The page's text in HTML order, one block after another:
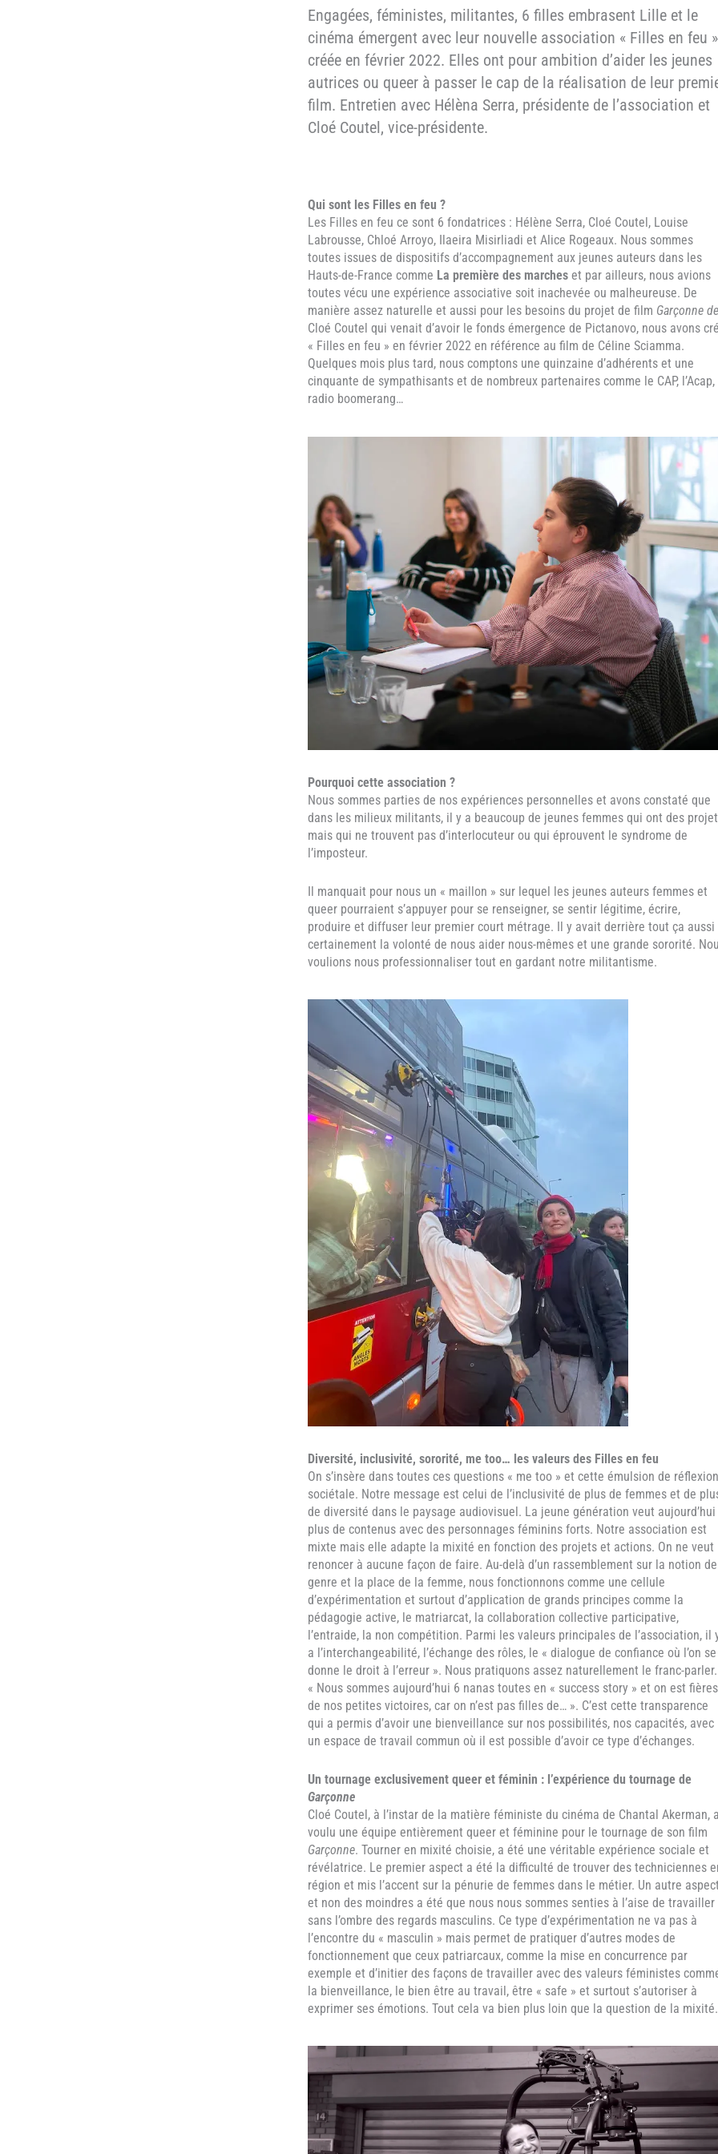
Engagées, féministes, militantes, 6 filles embrasent Lille et le
cinéma émergent avec leur nouvelle association « Filles en feu »
créée en février 2022. Elles ont pour ambition d’aider les jeunes
autrices ou queer à passer le cap de la réalisation de leur
film. Entretien avec Hélèna Serra, présidente de l’association et
Cloé Coutel, vice-présidente.
Qui sont les Filles en feu ?
Les Filles en feu ce sont 6 fondatrices : Hélène Serra, Cloé Coutel, Louise
Labrousse, Chloé Arroyo, Ilaeira Misirliadi et Alice Rogeaux. Nous sommes
toutes issues de dispositifs d’accompagnement aux jeunes auteurs dans les
Hauts-de-France comme La première des marches et par ailleurs, nous avions
toutes vécu une expérience associative soit inachevée ou malheureuse. De
manière assez naturelle et aussi pour les besoins du projet de film Garçonne de
Cloé Coutel qui venait d’avoir le fonds émergence de Pictanovo, nous avons
« Filles en feu » en février 2022 en référence au film de Céline Sciamma.
Quelques mois plus tard, nous comptons une quinzaine d’adhérents et une
cinquante de sympathisants et de nombreux partenaires comme le CAP, l’Acap,
radio boomerang…
Pourquoi cette association ?
Nous sommes parties de nos expériences personnelles et avons constaté que
dans les milieux militants, il y a beaucoup de jeunes femmes qui ont des
mais qui ne trouvent pas d’interlocuteur ou qui éprouvent le syndrome de
l’imposteur.
Il manquait pour nous un « maillon » sur lequel les jeunes auteurs femmes et
queer pourraient s’appuyer pour se renseigner, se sentir légitime, écrire,
produire et diffuser leur premier court métrage. Il y avait derrière tout ça aussi
certainement la volonté de nous aider nous-mêmes et une grande sororité.
voulions nous professionnaliser tout en gardant notre militantisme.
Diversité, inclusivité, sororité, me too… les valeurs des Filles en feu
On s’insère dans toutes ces questions « me too » et cette émulsion de réflexion
sociétale. Notre message est celui de l’inclusivité de plus de femmes et de
de diversité dans le paysage audiovisuel. La jeune génération veut aujourd’hui
plus de contenus avec des personnages féminins forts. Notre association est
mixte mais elle adapte la mixité en fonction des projets et actions. On ne veut
renoncer à aucune façon de faire. Au-delà d’un rassemblement sur la notion de
genre et la place de la femme, nous fonctionnons comme une cellule
d’expérimentation et surtout d’application de grands principes comme la
pédagogie active, le matriarcat, la collaboration collective participative,
l’entraide, la non compétition. Parmi les valeurs principales de l’association, il
a l’interchangeabilité, l’échange des rôles, le « dialogue de confiance où l’on se
donne le droit à l’erreur ». Nous pratiquons assez naturellement le franc-parler.
« Nous sommes aujourd’hui 6 nanas toutes en « success story » et on est fières
de nos petites victoires, car on n’est pas filles de… ». C’est cette transparence
qui a permis d’avoir une bienveillance sur nos possibilités, nos capacités, avec
un espace de travail commun où il est possible d’avoir ce type d’échanges.
Un tournage exclusivement queer et féminin : l’expérience du tournage de
Garçonne
Cloé Coutel, à l’instar de la matière féministe du cinéma de Chantal Akerman, a
voulu une équipe entièrement queer et féminine pour le tournage de son film
Garçonne. Tourner en mixité choisie, a été une véritable expérience sociale et
révélatrice. Le premier aspect a été la difficulté de trouver des techniciennes
région et mis l’accent sur la pénurie de femmes dans le métier. Un autre aspect
et non des moindres a été que nous nous sommes senties à l’aise de travailler
sans l’ombre des regards masculins. Ce type d’expérimentation ne va pas à
l’encontre du « masculin » mais permet de pratiquer d’autres modes de
fonctionnement que ceux patriarcaux, comme la mise en concurrence par
exemple et d’initier des façons de travailler avec des valeurs féministes
la bienveillance, le bien être au travail, être « safe » et surtout s’autoriser à
exprimer ses émotions. Tout cela va bien plus loin que la question de la mixité.